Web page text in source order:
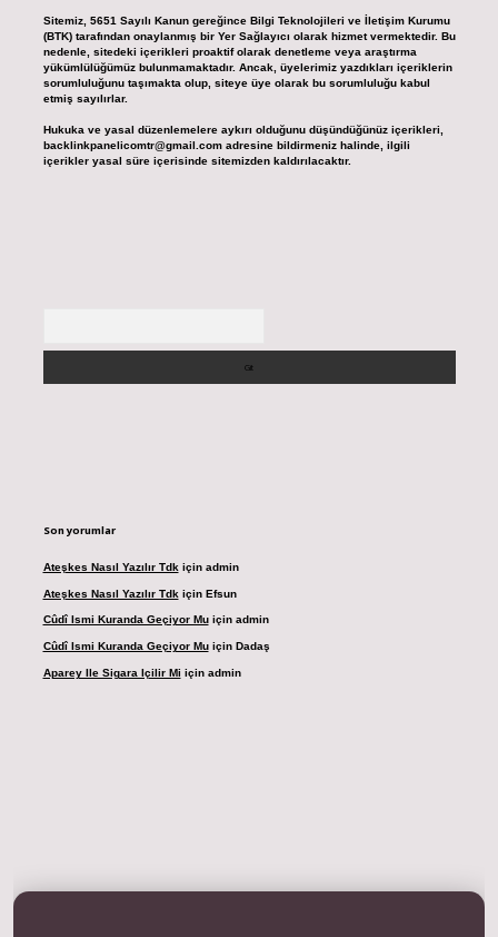
Sitemiz, 5651 Sayılı Kanun gereğince Bilgi Teknolojileri ve İletişim Kurumu
(BTK) tarafından onaylanmış bir Yer Sağlayıcı olarak hizmet vermektedir. Bu
nedenle, sitedeki içerikleri proaktif olarak denetleme veya araştırma
yükümlülüğümüz bulunmamaktadır. Ancak, üyelerimiz yazdıkları içeriklerin
sorumluluğunu taşımakta olup, siteye üye olarak bu sorumluluğu kabul
etmiş sayılırlar.
Hukuka ve yasal düzenlemelere aykırı olduğunu düşündüğünüz içerikleri,
backlinkpanelicomtr@gmail.comadresine bildirmeniz halinde, ilgili
içerikler yasal süre içerisinde sitemizden kaldırılacaktır.
Son yorumlar
Ateşkes Nasıl Yazılır Tdk için admin
Ateşkes Nasıl Yazılır Tdk için Efsun
Cûdî Ismi Kuranda Geçiyor Muiçin admin
Cûdî Ismi Kuranda Geçiyor Muiçin Dadaş
Aparey Ile Sigara Içilir Mi için admin